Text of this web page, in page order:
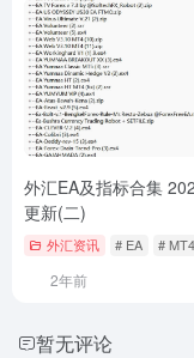
外汇EA及指标合集
更新(二)
外汇资讯 # EA # MT4
2年前
暂无评论